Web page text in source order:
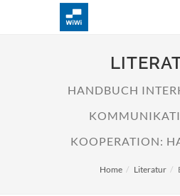
HANDBUCH
KOOPERATION:
Home Literatur